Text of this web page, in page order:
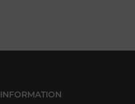
INFORMATION